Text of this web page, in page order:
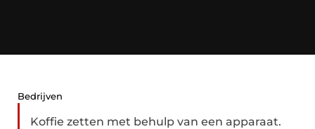
Bedrijven
Koffie zetten met behulp van een apparaat.